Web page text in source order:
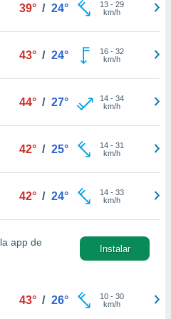
39° / 24° 13- 29
km/h
43° / 24° 16- 32
km/h
44° / 27° 14- 34
km/h
42° / 25° 14- 31
km/h
42° / 24° 14- 33
km/h
la app de
Instalar
43° / 26° 10- 30
km/h